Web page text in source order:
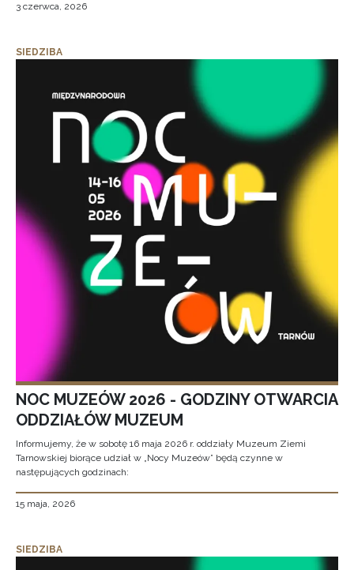
3 czerwca, 2026
SIEDZIBA
NOC MUZEÓW 2026 - GODZINY OTWARCIA
ODDZIAŁÓW MUZEUM
Informujemy, że w sobotę 16 maja 2026 r. oddziały Muzeum Ziemi
Tarnowskiej biorące udział w „Nocy Muzeów” będą czynne w
następujących godzinach:
15 maja, 2026
SIEDZIBA